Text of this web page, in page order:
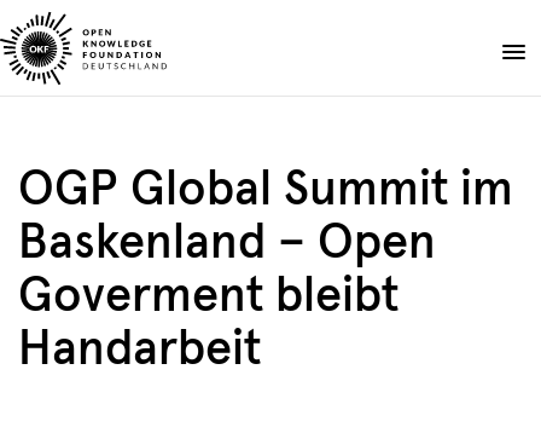
Skip
to
Projekte
Publikationen
Blog
OGP Global Summit im
Baskenland – Open
Goverment bleibt
Handarbeit